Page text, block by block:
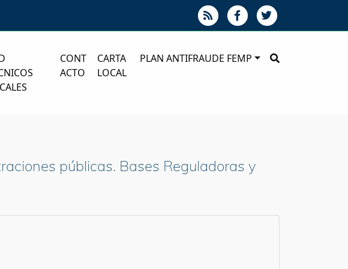
CONT
ACTO
CARTA
LOCAL
PLAN ANTIFRAUDE FEMP
públicas. Bases Reguladoras y